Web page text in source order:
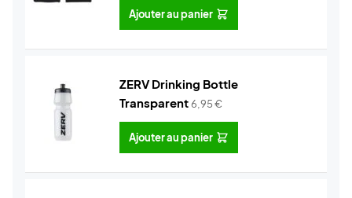
Ajouter au panier
ZERV Drinking Bottle
Transparent6,95€
Ajouter au panier